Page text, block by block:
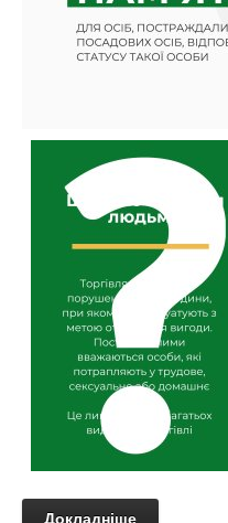
Докладніше